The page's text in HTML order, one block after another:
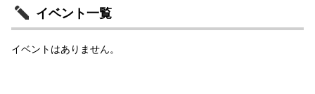
イベント一覧
イベントはありません。